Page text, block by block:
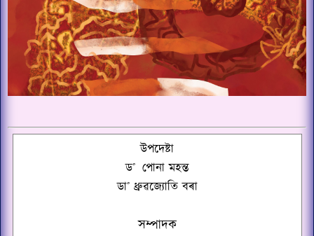
উপদেষ্টা
ড˚ পোনা মহন্ত
ডা˚ধ্ৰুৱজ্যোতি বৰা
সম্পাদক